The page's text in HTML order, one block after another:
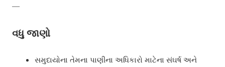
—
વધુ જાણો
સમુદાયોના તેમના પાણીના અધિકારો માટેના સંઘર્ષ અને